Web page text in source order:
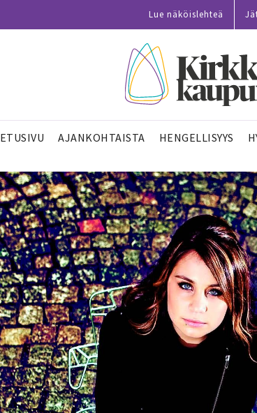
Lue näköislehteä
ETUSIVU AJANKOHTAISTA HENGELLISYYS